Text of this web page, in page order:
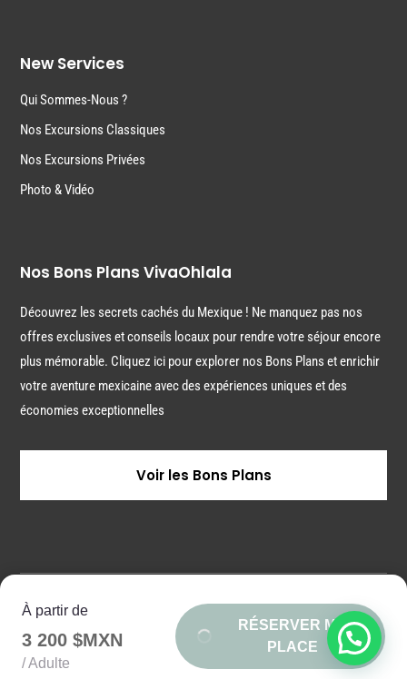
À partir de
3 200 $MXN
/ Adulte
RÉSERVER MA
PLACE
New Services
Qui Sommes-Nous ?
Nos Excursions Classiques
Nos Excursions Privées
Photo & Vidéo
Nos Bons Plans VivaOhlala
Découvrez les secrets cachés du Mexique ! Ne manquez pas nos
offres exclusives et conseils locaux pour rendre votre séjour encore
plus mémorable. Cliquez ici pour explorer nos Bons Plans et enrichir
votre aventure mexicaine avec des expériences uniques et des
économies exceptionnelles
Voir les Bons Plans
© VIVAOHLALA - 2026